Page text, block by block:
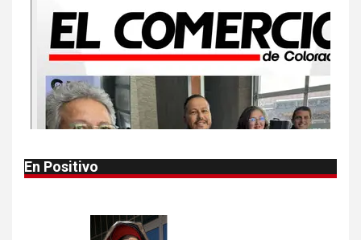
• ESTADOS UNIDOS
HOGAR Y SALUD
NOTICIAS
Van 4,100 casos confirmados
por parásito que causa
diarrea en EEUU
• HOGAR Y SALUD LOCAL NOTICIAS
Reportan en Colorado 110
consumo de jalapeños
En Positivo